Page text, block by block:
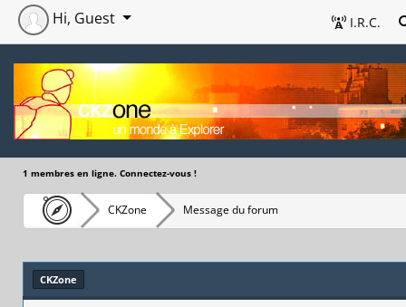
I.R.C.
Hi, Guest
1 membres en ligne. Connectez-vous !
CKZone Message du forum
CKZone